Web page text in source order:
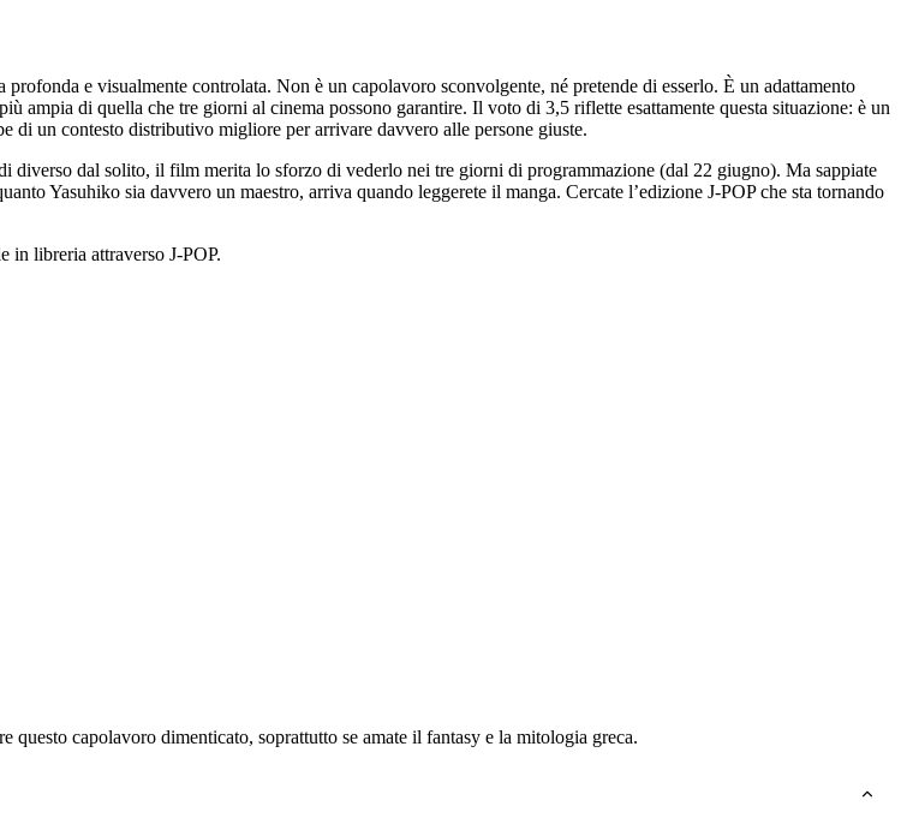
e visualmente controlata. Non è un capolavoro sconvolgente, né pretende di esserlo. È un adattamento
ampia di quella che tre giorni al cinema possono garantire. Il voto di 3,5 riflette esattamente questa situazione: è un
di un contesto distributivo migliore per arrivare davvero alle persone giuste.
diverso dal solito, il film merita lo sforzo di vederlo nei tre giorni di programmazione (dal 22 giugno). Ma sappiate
Yasuhiko sia davvero un maestro, arriva quando leggerete il manga. Cercate l’edizione J-POP che sta tornando
in libreria attraverso J-POP.
capolavoro dimenticato, soprattutto se amate il fantasy e la mitologia greca.